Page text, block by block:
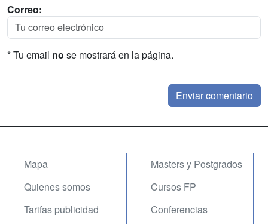
Correo:
* Tu email no se mostrará en la página.
Mapa
Quienes somos
Tarifas publicidad
Masters y Postgrados
Cursos FP
Conferencias